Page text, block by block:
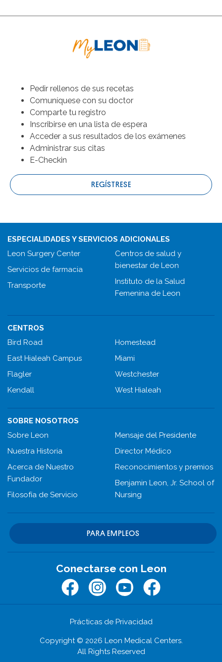
Pedir rellenos de sus recetas
Comuníquese con su doctor
Comparte tu registro
Inscribirse en una lista de espera
Acceder a sus resultados de los exámenes
Administrar sus citas
E-Checkin
REGÍSTRESE
ESPECIALIDADES Y SERVICIOS ADICIONALES
Leon Surgery Center
Servicios de farmacia
Transporte
Centros de salud y
bienestar de Leon
Instituto de la Salud
Femenina de Leon
CENTROS
Bird Road
East Hialeah Campus
Flagler
Kendall
Homestead
Miami
Westchester
West Hialeah
SOBRE NOSOTROS
Sobre Leon
Nuestra Historia
Acerca de Nuestro
Fundador
Filosofía de Servicio
Mensaje del Presidente
Director Médico
Reconocimientos y premios
Benjamin Leon, Jr. School of
Nursing
PARA EMPLEOS
Conectarse con Leon
FacebookInstagramYoutube Facebook
Prácticas de Privacidad
Copyright © 2026 Leon Medical Centers.
All Rights Reserved